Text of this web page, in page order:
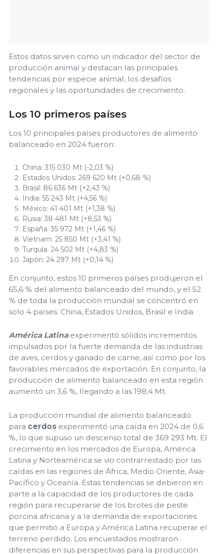
Estos datos sirven como un indicador del sector de
producción animal y destacan las principales
tendencias por especie animal, los desafíos
regionales y las oportunidades de crecimiento.
Los 10 primeros países
Los 10 principales países productores de alimento
balanceado en 2024 fueron:
China: 315 030 Mt (-2,03 %)
Estados Unidos: 269 620 Mt (+0,68 %)
Brasil: 86 636 Mt (+2,43 %)
India: 55 243 Mt (+4,56 %)
México: 41 401 Mt (+1,38 %)
Rusia: 38 481 Mt (+8,53 %)
España: 35 972 Mt (+1,46 %)
Vietnam: 25 850 Mt (+3,41 %)
Turquía: 24 502 Mt (+4,83 %)
Japón: 24 297 Mt (+0,14 %)
En conjunto, estos 10 primeros países produjeron el
65,6 % del alimento balanceado del mundo, y el 52
% de toda la producción mundial se concentró en
solo 4 países: China, Estados Unidos, Brasil e India.
América Latinaexperimentó sólidos incrementos
impulsados por la fuerte demanda de las industrias
de aves, cerdos y ganado de carne, así como por los
favorables mercados de exportación. En conjunto, la
producción de alimento balanceado en esta región
aumentó un 3,6 %, llegando a las 198,4 Mt.
La producción mundial de alimento balanceado
para cerdos experimentó una caída en 2024 de 0,6
%, lo que supuso un descenso total de 369 293 Mt. El
crecimiento en los mercados de Europa, América
Latina y Norteamérica se vio contrarrestado por las
caídas en las regiones de África, Medio Oriente, Asia-
Pacífico y Oceanía. Estas tendencias se debieron en
parte a la capacidad de los productores de cada
región para recuperarse de los brotes de peste
porcina africana y a la demanda de exportaciones
que permitió a Europa y América Latina recuperar el
terreno perdido. Los encuestados mostraron
diferencias en sus perspectivas para la producción